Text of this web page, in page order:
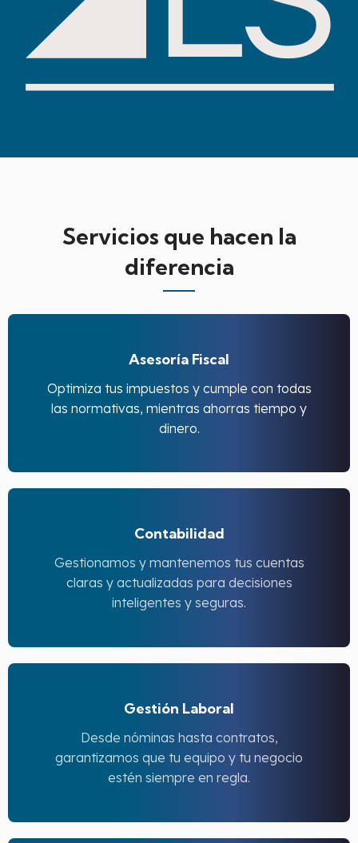
Servicios que hacen la
diferencia
Asesoría Fiscal
Optimiza tus impuestos y cumple con todas
las normativas, mientras ahorras tiempo y
dinero.
Contabilidad
Gestionamos y mantenemos tus cuentas
claras y actualizadas para decisiones
inteligentes y seguras.
Gestión Laboral
Desde nóminas hasta contratos,
garantizamos que tu equipo y tu negocio
estén siempre en regla.